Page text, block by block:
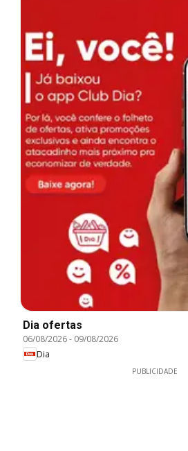
Dia ofertas
06/08/2026- 09/08/2026
Dia
PUBLICIDADE